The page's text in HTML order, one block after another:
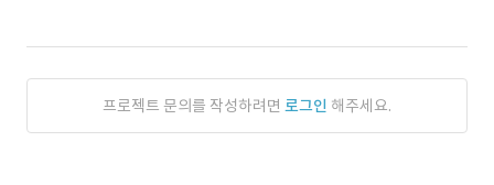
프로젝트 문의를 작성하려면 로그인 해주세요.